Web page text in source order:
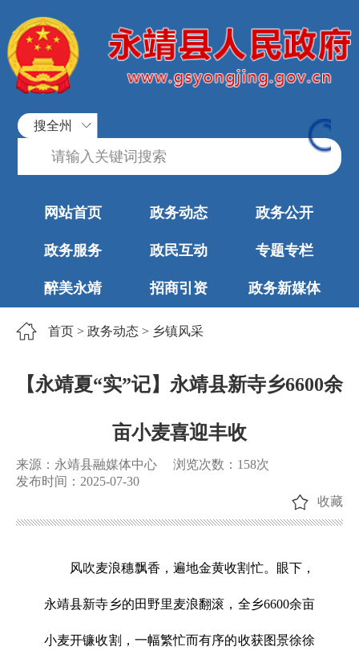
搜全州
网站首页 政务动态 政务公开
政务服务 政民互动 专题专栏
醉美永靖 招商引资 政务新媒体
首页 > 政务动态 > 乡镇风采
【永靖夏“实”记】永靖县新寺乡6600余
亩小麦喜迎丰收
来源：永靖县融媒体中心 浏览次数： 158次
发布时间：2025-07-30
收藏
风吹麦浪穗飘香，遍地金黄收割忙。眼下，
永靖县新寺乡的田野里麦浪翻滚，全乡6600余亩
小麦开镰收割，一幅繁忙而有序的收获图景徐徐